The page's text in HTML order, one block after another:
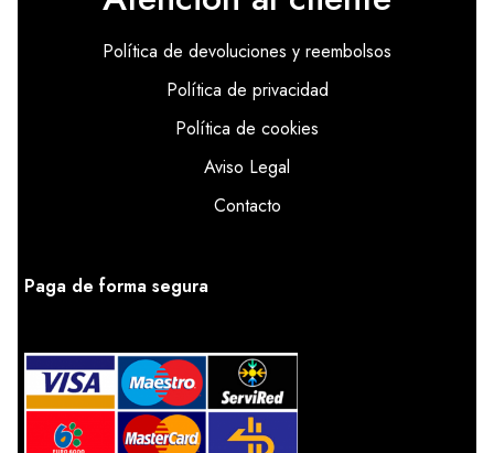
Política de devoluciones y reembolsos
Política de privacidad
Política de cookies
Aviso Legal
Contacto
Paga de forma segura